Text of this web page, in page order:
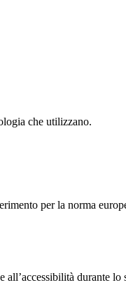
che utilizzano.
per la norma
durante